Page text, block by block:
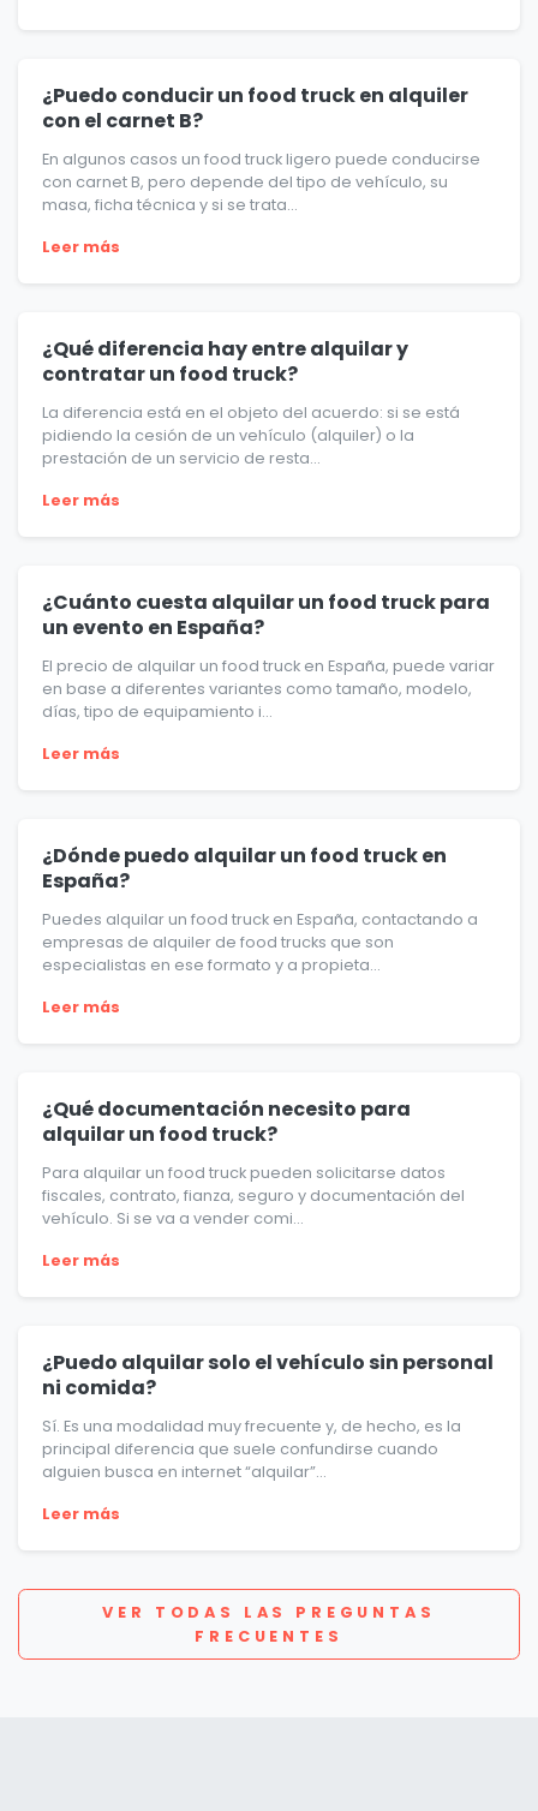
¿Puedo conducir un food truck en alquiler
con el carnet B?
En algunos casos un food truck ligero puede conducirse
con carnet B, pero depende del tipo de vehículo, su
masa, ficha técnica y si se trata...
Leer más
¿Qué diferencia hay entre alquilar y
contratar un food truck?
La diferencia está en el objeto del acuerdo: si se está
pidiendo la cesión de un vehículo (alquiler) o la
prestación de un servicio de resta...
Leer más
¿Cuánto cuesta alquilar un food truck para
un evento en España?
El precio de alquilar un food truck en España, puede variar
en base a diferentes variantes como tamaño, modelo,
días, tipo de equipamiento i...
Leer más
¿Dónde puedo alquilar un food truck en
España?
Puedes alquilar un food truck en España, contactando a
empresas de alquiler de food trucks que son
especialistas en ese formato y a propieta...
Leer más
¿Qué documentación necesito para
alquilar un food truck?
Para alquilar un food truck pueden solicitarse datos
fiscales, contrato, fianza, seguro y documentación del
vehículo. Si se va a vender comi...
Leer más
¿Puedo alquilar solo el vehículo sin personal
ni comida?
Sí. Es una modalidad muy frecuente y, de hecho, es la
principal diferencia que suele confundirse cuando
alguien busca en internet “alquilar”...
Leer más
VER TODAS LAS PREGUNTAS
FRECUENTES